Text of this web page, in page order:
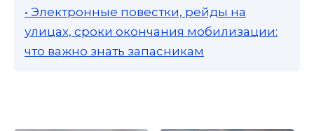
• Электронные повестки, рейды на
улицах, сроки окончания мобилизации:
что важно знать запасникам